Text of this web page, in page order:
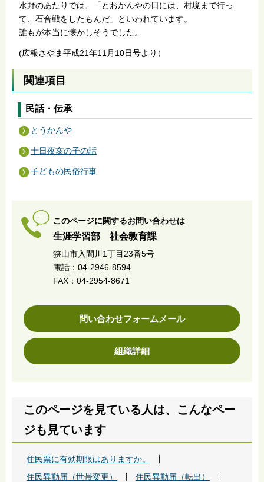
水野のあたりでは、「とおかんやの日には、村境まで行っ
て、石合戦をしたもんだ」といわれています。
誰もが本当に懐かしそうでした。
(広報さやま平成21年11月10日号より）
関連項目
民話・伝承
とうかんや
十日夜亥の子の話
子どもの民俗行事
このページに関するお問い合わせは
生涯学習部 社会教育課
狭山市入間川1丁目23番5号
電話：04-2946-8594
FAX：04-2954-8671
問い合わせフォームメール
組織詳細
このページを見ている人は、こんなペー
ジも見ています
住民票に有効期限はありますか。
住民異動届（世帯変更）
住民異動届（転出）